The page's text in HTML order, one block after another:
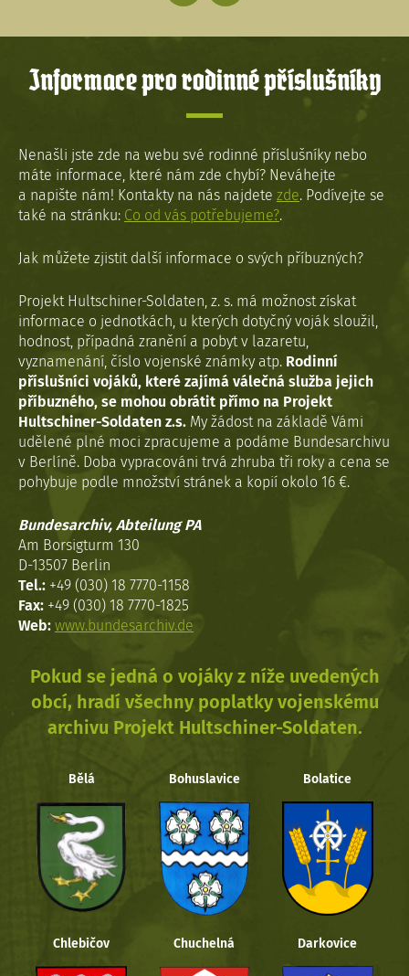
Informace pro rodinné příslušníky
Nenašli jste zde na webu své rodinné příslušníky nebo
máte informace, které nám zde chybí? Neváhejte
a napište nám! Kontakty na nás najdete zde. Podívejte se
také na stránku: Co od vás potřebujeme?.
Jak můžete zjistit další informace o svých příbuzných?
Projekt Hultschiner-Soldaten, z. s. má možnost získat
informace o jednotkách, u kterých dotyčný voják sloužil,
hodnost, případná zranění a pobyt v lazaretu,
vyznamenání, číslo vojenské známky atp. Rodinní
příslušníci vojáků, které zajímá válečná služba jejich
příbuzného, se mohou obrátit přímo na Projekt
Hultschiner-Soldaten z.s. My žádost na základě Vámi
udělené plné moci zpracujeme a podáme Bundesarchivu
v Berlíně. Doba vypracováni trvá zhruba tři roky a cena se
pohybuje podle množství stránek a kopií okolo 16 €.
Bundesarchiv, Abteilung PA
Am Borsigturm 130
D-13507 Berlin
Tel.: +49 (030) 18 7770-1158
Fax: +49 (030) 18 7770-1825
Web: www.bundesarchiv.de
Pokud se jedná o vojáky z níže uvedených
obcí, hradí všechny poplatky vojenskému
archivu Projekt Hultschiner-Soldaten.
Bělá Bohuslavice Bolatice
Chlebičov Chuchelná Darkovice